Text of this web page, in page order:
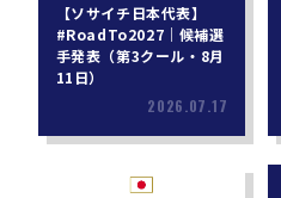
【ソサイチ日本代表】
#RoadTo2027｜候補選
手発表（第3クール・8月
11日）
2026.07.17